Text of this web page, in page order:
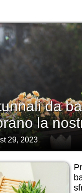
da
la
29, 2023